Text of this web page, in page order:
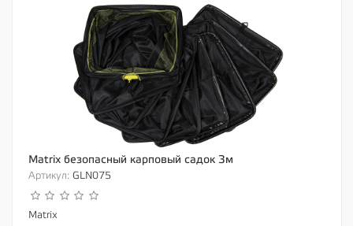
Matrix безопасный карповый садок 3м
Артикул: GLN075
Matrix